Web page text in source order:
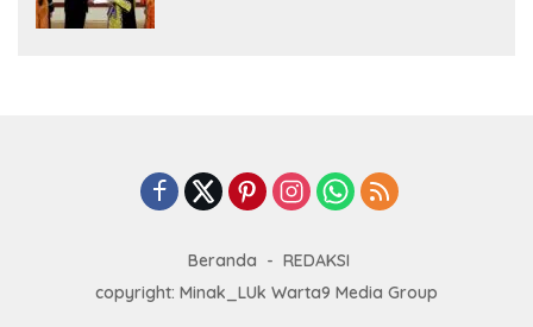
Beranda
REDAKSI
copyright: Minak_LUk Warta9 Media Group